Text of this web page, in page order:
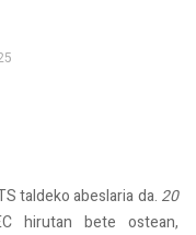
taldeko abeslaria da. 20
hirutan bete ostean,